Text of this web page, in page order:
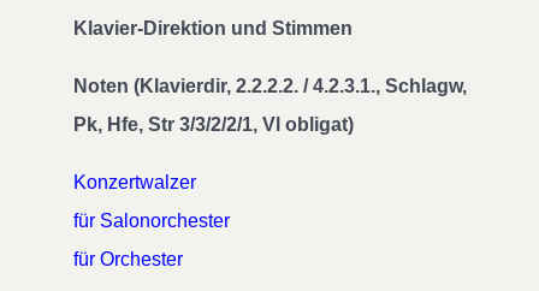
Klavier-Direktion und Stimmen
Noten (Klavierdir, 2.2.2.2. / 4.2.3.1., Schlagw,
Pk, Hfe, Str 3/3/2/2/1, Vl obligat)
Konzertwalzer
für Salonorchester
für Orchester